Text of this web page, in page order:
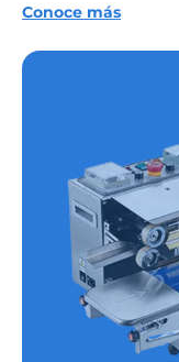
Conoce más